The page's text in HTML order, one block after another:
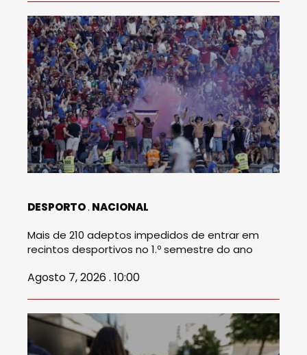
DESPORTO NACIONAL
Mais de 210 adeptos impedidos de entrar em
recintos desportivos no 1.º semestre do ano
Agosto 7, 2026 . 10:00